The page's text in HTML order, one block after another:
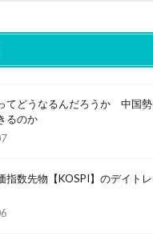
てどうなるんだろうか 中国
るのか
指数先物【KOSPI】のデイト